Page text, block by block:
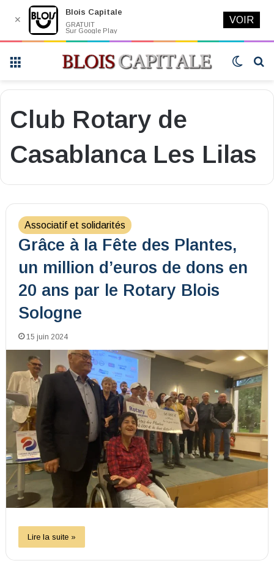
Switch
Club Rotary de
Casablanca Les Lilas
Associatif et solidarités
Grâce à la Fête des Plantes,
un million d’euros de dons en
20 ans par le Rotary Blois
Sologne
15 juin 2024
Lire la suite »
✕
Blois Capitale
GRATUIT
Sur Google Play
VOIR